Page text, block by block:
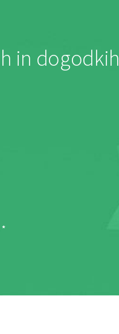
in dogodkih
*